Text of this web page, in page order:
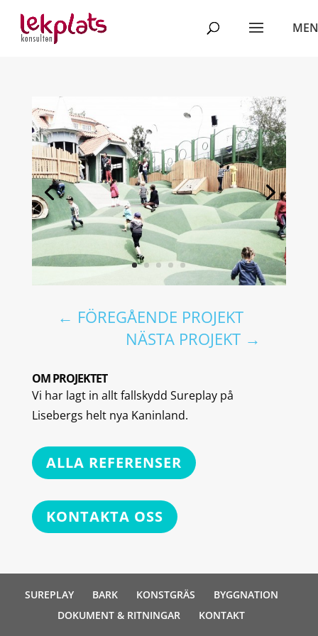
← FÖREGÅENDE PROJEKT
NÄSTA PROJEKT →
OM PROJEKTET
Vi har lagt in allt fallskydd Sureplay på
Lisebergs helt nya Kaninland.
ALLA REFERENSER
KONTAKTA OSS
SUREPLAY BARK KONSTGRÄS
BYGGNATION
DOKUMENT & RITNINGAR
KONTAKT